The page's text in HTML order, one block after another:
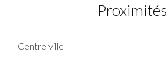
Proximités
Centre ville